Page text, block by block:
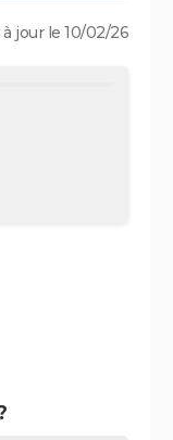
jour le 10/02/26